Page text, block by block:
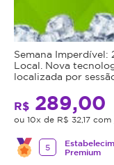
Semana Imperdível:
Local. Nova
localizada por
R$ 289,00
ou 10x de R$ 32,17 com
5
Premium